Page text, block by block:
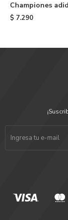
Championes
XLG - White
$ 7.290